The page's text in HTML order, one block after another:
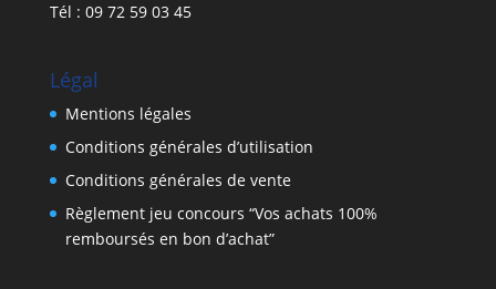
Tél : 09 72 59 03 45
Légal
Mentions légales
Conditions générales d’utilisation
Conditions générales de vente
Règlement jeu concours “Vos achats 100%
remboursés en bon d’achat”